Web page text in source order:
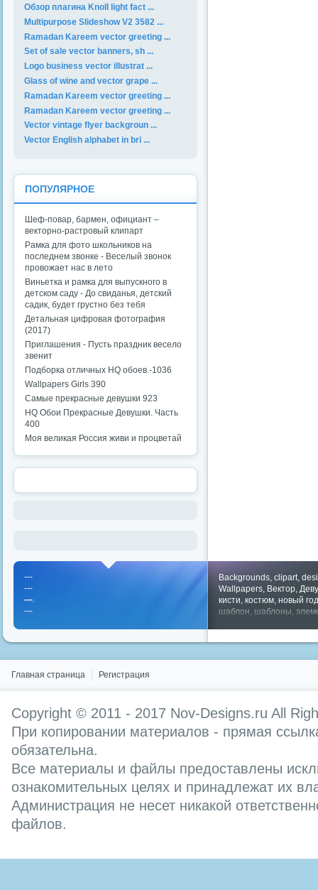
Обзор плагина Knoll light fact ...
Multipurpose Slideshow V2 3582 ...
Ramadan Kareem vector greeting ...
Set of sale vector banners, sh ...
Logo business vector illustrat ...
Glass of wine and vector grape ...
Ramadan Kareem vector greeting ...
Ramadan Kareem vector greeting ...
Vector vintage flyer backgroun ...
Vector English alphabet in bri ...
ПОПУЛЯРНОЕ
Шеф-повар, бармен, официант –
векторно-растровый клипарт
Рамка для фото школьников на
последнем звонке - Веселый звонок
провожает нас в лето
Виньетка и рамка для выпускного в
детском саду - До свиданья, детский
садик, будет грустно без тебя
Детальная цифровая фотография
(2017)
Приглашения - Пусть праздник весело
звенит
Подборка отличных HQ обоев.-1036
Wallpapers Girls 390
Самые прекрасные девушки 923
HQ Обои Прекрасные Девушки. Часть
400
Моя великая Россия живи и процветай
Backgrounds, clipart,
Wallpapers, Вектор,
кисти, костюм, новый год
шаблон, шаблоны,
---
---
---.
---
Главная страница Регистрация
Copyright © 2011 - 2017 Nov-Designs.ru All
При копировании материалов - прямая
обязательна.
Все материалы и файлы предоставлены
ознакомительных целях и принадлежат их
Администрация не несет никакой
файлов.